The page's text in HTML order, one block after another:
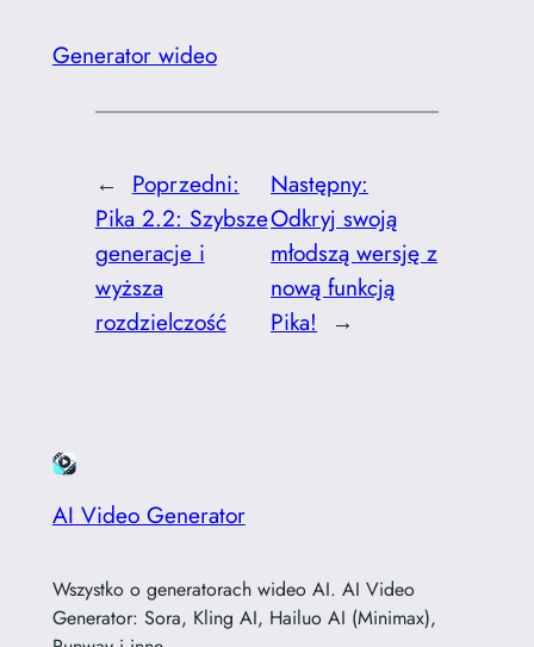
Generator wideo
← Poprzedni:
Pika 2.2: Szybsze
generacje i
wyższa
rozdzielczość
Następny:
Odkryj swoją
młodszą wersję z
nową funkcją
Pika!
→
AI Video Generator
Wszystko o generatorach wideo AI. AI Video
Generator: Sora, Kling AI, Hailuo AI (Minimax),